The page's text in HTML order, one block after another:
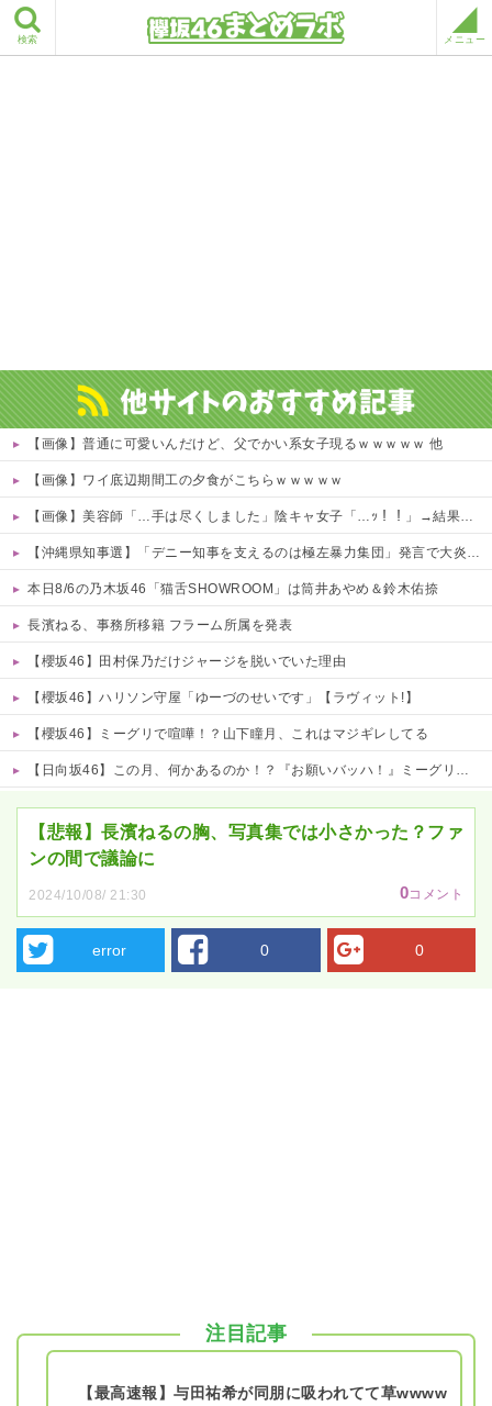
検索 メニュー
【画像】普通に可愛いんだけど、父でかい系女子現るｗｗｗｗｗ 他
【画像】ワイ底辺期間工の夕食がこちらｗｗｗｗｗ
【画像】美容師「…手は尽くしました」陰キャ女子「…ｯ！！」→結果をご覧くださいw w w w w w w w
【沖縄県知事選】「デニー知事を支えるのは極左暴力集団」発言で大炎上ｗｗｗ
本日8/6の乃木坂46「猫舌SHOWROOM」は筒井あやめ＆鈴木佑捺
長濱ねる、事務所移籍 フラーム所属を発表
【櫻坂46】田村保乃だけジャージを脱いでいた理由
【櫻坂46】ハリソン守屋「ゆーづのせいです」【ラヴィット!】
【櫻坂46】ミーグリで喧嘩！？山下瞳月、これはマジギレしてる
【日向坂46】この月、何かあるのか！？『お願いバッハ！』ミーグリ日程がこちら
【悲報】長濱ねるの胸、写真集では小さかった？ファ
ンの間で議論に
2024/10/08/ 21:30 0コメント
error 0 0
注目記事
【最高速報】与田祐希が同朋に吸われてて草wwww